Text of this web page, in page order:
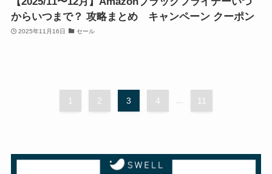
からいつまで？ 攻略まとめ キャンペーン クーポン
2025年11月16日 セール
1 2 3 4 11